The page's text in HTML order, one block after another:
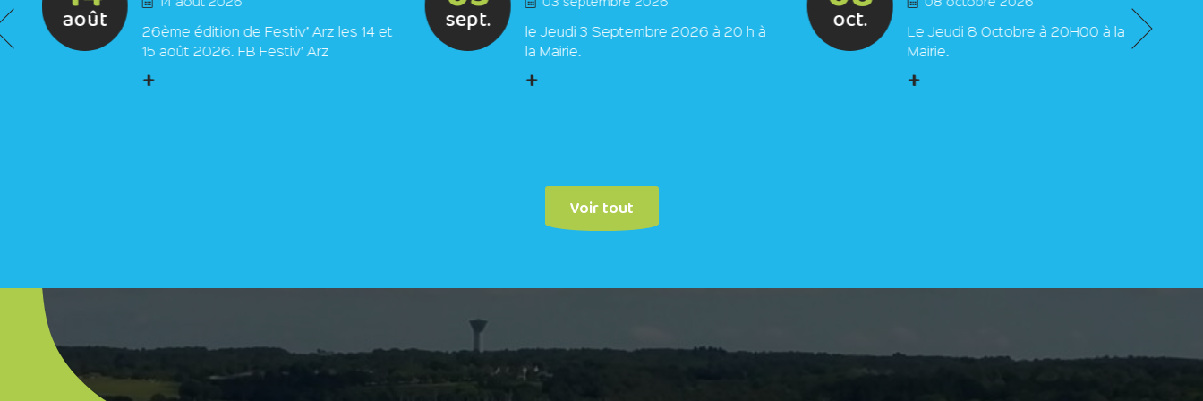
août
26ème édition de Festiv’ Arz les 14 et
15 août 2026. FB Festiv’ Arz
+
sept.
le Jeudi 3 Septembre 2026 à 20 h à
la Mairie.
+
oct.
Le Jeudi 8 Octobre à 20H00 à la
Mairie.
+
Voir tout